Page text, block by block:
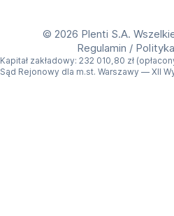
© 2026 Plenti S.A.
Regulamin /
Kapitał zakładowy: 232 010,80 zł
Sąd Rejonowy dla m.st. Warszawy — XII